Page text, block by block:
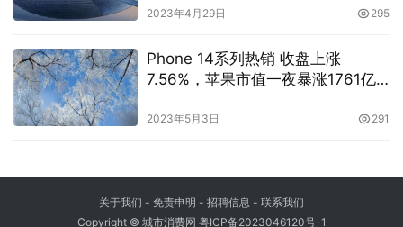
2023年4月29日 295
Phone 14系列热销 收盘上涨
7.56%，苹果市值一夜暴涨1761亿
2023年5月3日 291
关于我们 - 免责申明 - 招聘信息 - 联系我们
Copyright © 城市消费网 粤ICP备2023046120号-1